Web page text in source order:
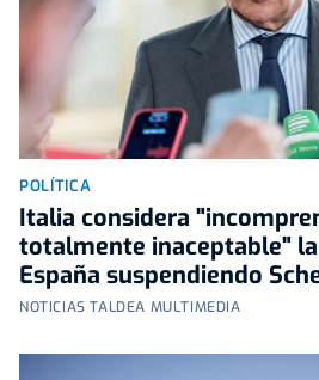
POLÍTICA
Italia considera
totalmente inaceptable"
España suspendiendo
NOTICIAS TALDEA MULTIMEDIA